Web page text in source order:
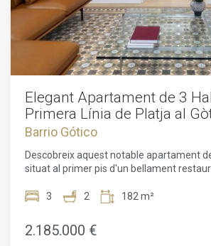
Elegant Apartament de 3
Primera Línia de Platja al
Barcelona
Barrio Gótico
Descobreix aquest notable apartament
situat al primer pis d'un bellament
la platja. Amb un preu de 2.185.000 €,
un ampli disseny de 182
acollidor vestíbul que s'obre a una
3 2 182 m²
2.185.000 €